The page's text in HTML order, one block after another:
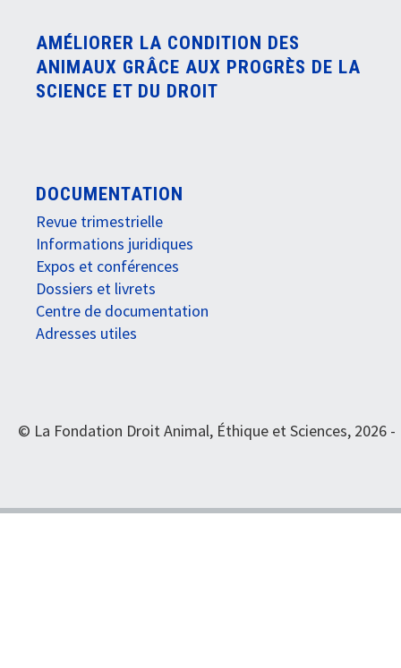
AMÉLIORER LA CONDITION DES
ANIMAUX GRÂCE AUX PROGRÈS DE LA
SCIENCE ET DU DROIT
DOCUMENTATION
Revue trimestrielle
Informations juridiques
Expos et conférences
Dossiers et livrets
Centre de documentation
Adresses utiles
© La Fondation Droit Animal, Éthique et Sciences, 2026 -